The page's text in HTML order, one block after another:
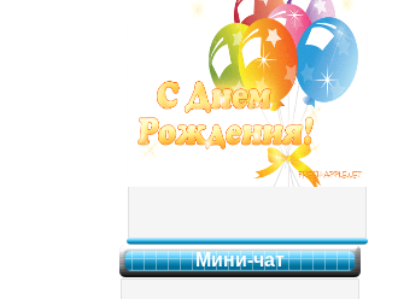
Мини-чат